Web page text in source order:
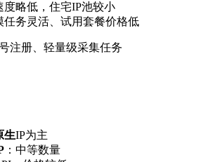
度略低，住宅IP池较小
任务灵活、试用套餐价格低
注册、轻量级采集任务
生IP为主
：中等数量